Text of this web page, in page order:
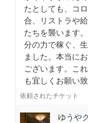
たとしても、コ
合、リストラや
たちを襲います
分の力で稼ぐ、
ました。本当に
ございます。こ
も宜しくお願い致
依頼されたチケット
ゆうや